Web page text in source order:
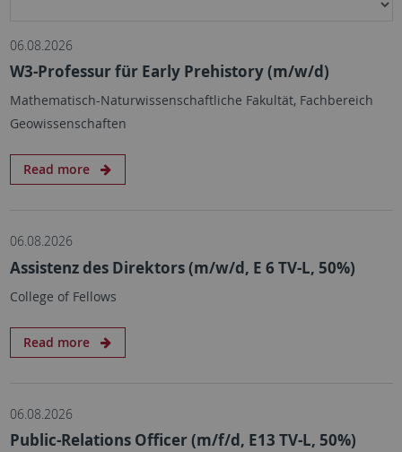
06.08.2026
W3-Professur für Early Prehistory (m/w/d)
Mathematisch-Naturwissenschaftliche Fakultät, Fachbereich
Geowissenschaften
Read more
06.08.2026
Assistenz des Direktors (m/w/d, E 6 TV-L, 50%)
College of Fellows
Read more
06.08.2026
Public-Relations Officer (m/f/d, E13 TV-L, 50%)